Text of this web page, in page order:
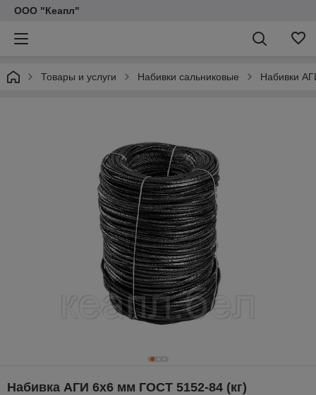
ООО "Кеапл"
Товары и услуги Набивки сальниковые Набивки
Набивка АГИ 6х6 мм ГОСТ 5152-84 (кг)